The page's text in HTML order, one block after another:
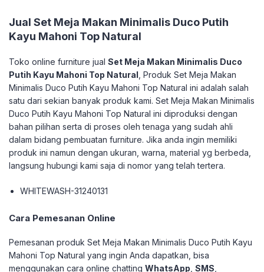
Jual Set Meja Makan Minimalis Duco Putih
Kayu Mahoni Top Natural
Toko online furniture jual Set Meja Makan Minimalis Duco
Putih Kayu Mahoni Top Natural , Produk Set Meja Makan
Minimalis Duco Putih Kayu Mahoni Top Natural ini adalah salah
satu dari sekian banyak produk kami. Set Meja Makan Minimalis
Duco Putih Kayu Mahoni Top Natural ini diproduksi dengan
bahan pilihan serta di proses oleh tenaga yang sudah ahli
dalam bidang pembuatan furniture. Jika anda ingin memiliki
produk ini namun dengan ukuran, warna, material yg berbeda,
langsung hubungi kami saja di nomor yang telah tertera.
WHITEWASH-31240131
Cara Pemesanan Online
Pemesanan produk Set Meja Makan Minimalis Duco Putih Kayu
Mahoni Top Natural yang ingin Anda dapatkan, bisa
menggunakan cara online chatting WhatsApp SMS